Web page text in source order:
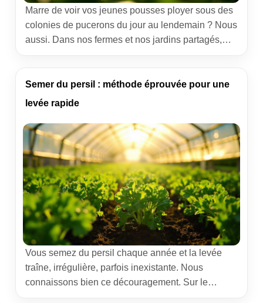
Marre de voir vos jeunes pousses ployer sous des
colonies de pucerons du jour au lendemain ? Nous
aussi. Dans nos fermes et nos jardins partagés,
protègent les cultures sans abîmer la vie du sol ni
nuire aux auxiliaires. Voici, sans […]
Semer du persil : méthode éprouvée pour une
levée rapide
Vous semez du persil chaque année et la levée
traîne, irrégulière, parfois inexistante. Nous
connaissons bien ce découragement. Sur le